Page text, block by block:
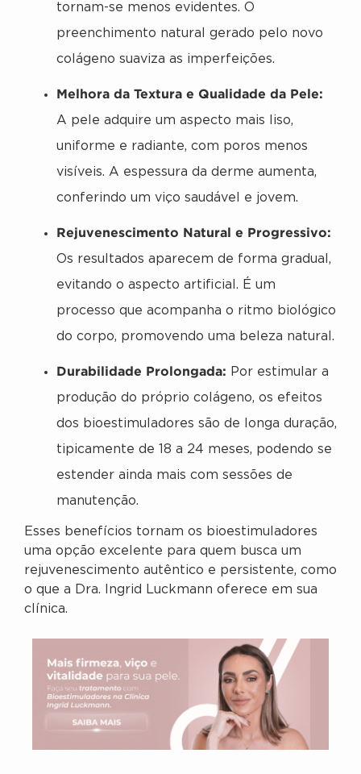
tornam-se menos evidentes. O
preenchimento natural gerado pelo novo
colágeno suaviza as imperfeições.
Melhora da Textura e Qualidade da Pele:
A pele adquire um aspecto mais liso,
uniforme e radiante, com poros menos
visíveis. A espessura da derme aumenta,
conferindo um viço saudável e jovem.
Rejuvenescimento Natural e Progressivo:
Os resultados aparecem de forma gradual,
evitando o aspecto artificial. É um
processo que acompanha o ritmo biológico
do corpo, promovendo uma beleza natural.
Durabilidade Prolongada: Por estimular a
produção do próprio colágeno, os efeitos
dos bioestimuladores são de longa duração,
tipicamente de 18 a 24 meses, podendo se
estender ainda mais com sessões de
manutenção.
Esses benefícios tornam os bioestimuladores
uma opção excelente para quem busca um
rejuvenescimento autêntico e persistente, como
o que a Dra. Ingrid Luckmann oferece em sua
clínica.